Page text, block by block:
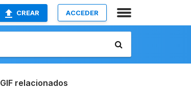
CREAR ACCEDER
GIF relacionados